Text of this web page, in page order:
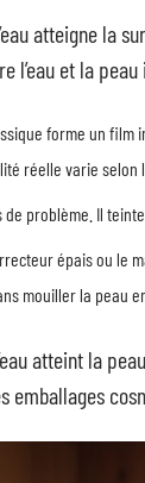
atteigne la
l’eau et la
forme un
réelle varie selon
problème. Il
épais ou le
mouiller la peau
atteint la
emballages